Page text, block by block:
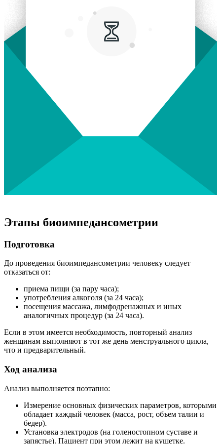
Этапы биоимпедансометрии
Подготовка
До проведения биоимпедансометрии человеку следует
отказаться от:
приема пищи (за пару часа);
употребления алкоголя (за 24 часа);
посещения массажа, лимфодренажных и иных
аналогичных процедур (за 24 часа).
Если в этом имеется необходимость, повторный анализ
женщинам выполняют в тот же день менструального цикла,
что и предварительный.
Ход анализа
Анализ выполняется поэтапно:
Измерение основных физических параметров, которыми
обладает каждый человек (масса, рост, объем талии и
бедер).
Установка электродов (на голеностопном суставе и
запястье). Пациент при этом лежит на кушетке.